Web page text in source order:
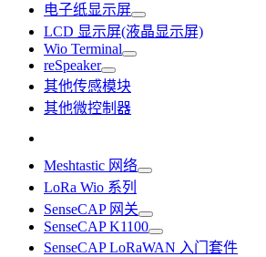
电子纸显示屏
LCD 显示屏(液晶显示屏)
Wio Terminal
reSpeaker
其他传感模块
其他微控制器
Meshtastic 网络
LoRa Wio 系列
SenseCAP 网关
SenseCAP K1100
SenseCAP LoRaWAN 入门套件